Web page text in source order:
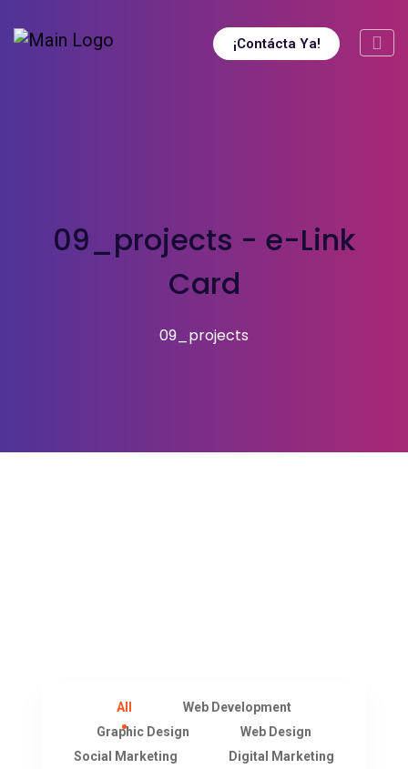
¡Contácta Ya!
09_projects - e-Link
Card
09_projects
All
Web Development
Graphic Design
Web Design
Social Marketing
Digital Marketing